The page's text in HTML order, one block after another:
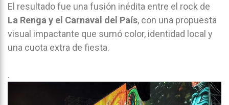
El resultado fue una fusión inédita entre el rock de
La Renga y el Carnaval del País, con una propuesta
visual impactante que sumó color, identidad local y
una cuota extra de fiesta.
.